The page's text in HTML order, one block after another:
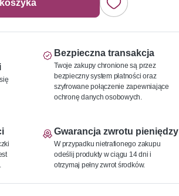
Bezpieczna transakcja
Twoje zakupy chronione są przez
bezpieczny system płatności oraz
szyfrowane połączenie zapewniające
ochronę danych osobowych.
Gwarancja zwrotu pieniędzy
W przypadku nietrafionego zakupu
odeślij produkty w ciągu 14 dni i
otrzymaj pełny zwrot środków.